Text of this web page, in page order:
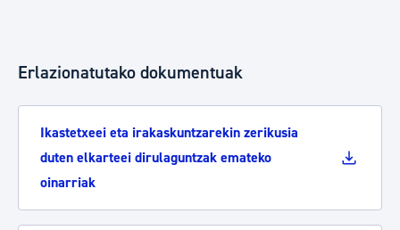
Erlazionatutako dokumentuak
Ikastetxeei eta irakaskuntzarekin zerikusia
duten elkarteei dirulaguntzak emateko
oinarriak